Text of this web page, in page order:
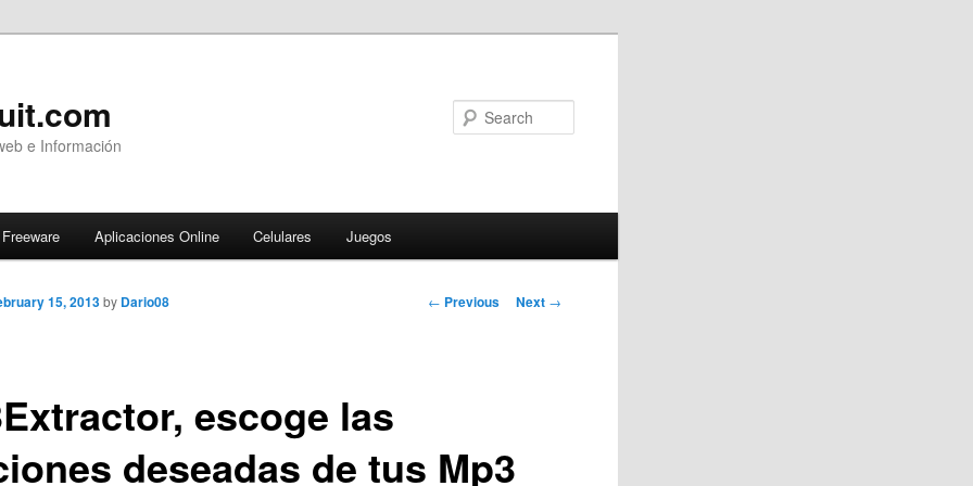
e Información
Freeware Aplicaciones Online Celulares Juegos
Post
← Previous Next →
escoge las
deseadas de tus Mp3
15, 2013 by Dario08